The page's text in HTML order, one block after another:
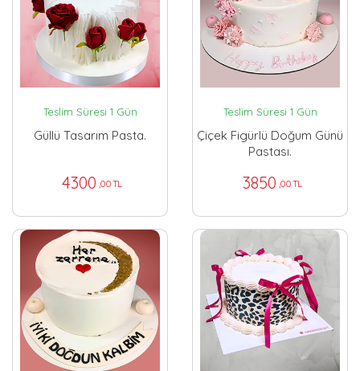
Teslim Süresi 1 Gün
Güllü Tasarım Pasta.
4300 ,00 TL
Teslim Süresi 1 Gün
Çiçek Figürlü Doğum Günü
Pastası.
3850 ,00 TL